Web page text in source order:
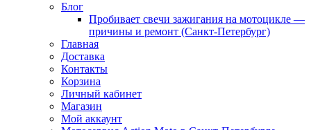
Блог
Пробивает свечи зажигания на мотоцикле —
причины и ремонт (Санкт-Петербург)
Главная
Доставка
Контакты
Корзина
Личный кабинет
Магазин
Мой аккаунт